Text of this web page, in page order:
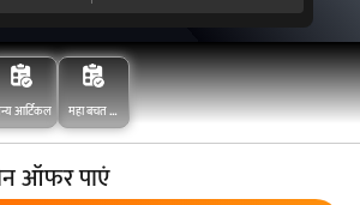
आर्टिकल
महा बचत के
साथ अधिक
ऑफर पाएं